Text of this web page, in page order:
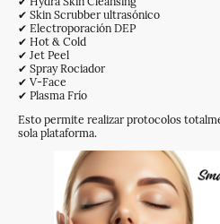
✔ Skin Scrubber ultrasónico
✔ Electroporación DEP
✔ Hot & Cold
✔ Jet Peel
✔ Spray Rociador
✔ V-Face
✔ Plasma Frío
Esto permite realizar protocolos
sola plataforma.